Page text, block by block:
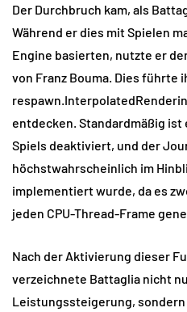
Der Durchbruch kam, als
Während er dies mit Spielen
Engine basierten, nutzte er
von Franz Bouma. Dies führte
entdecken. Standardmäßig ist
Spiels deaktiviert, und der
höchstwahrscheinlich im
implementiert wurde, da es
jeden CPU-Thread-Frame
Nach der Aktivierung dieser
verzeichnete Battaglia nicht
Leistungssteigerung, sondern